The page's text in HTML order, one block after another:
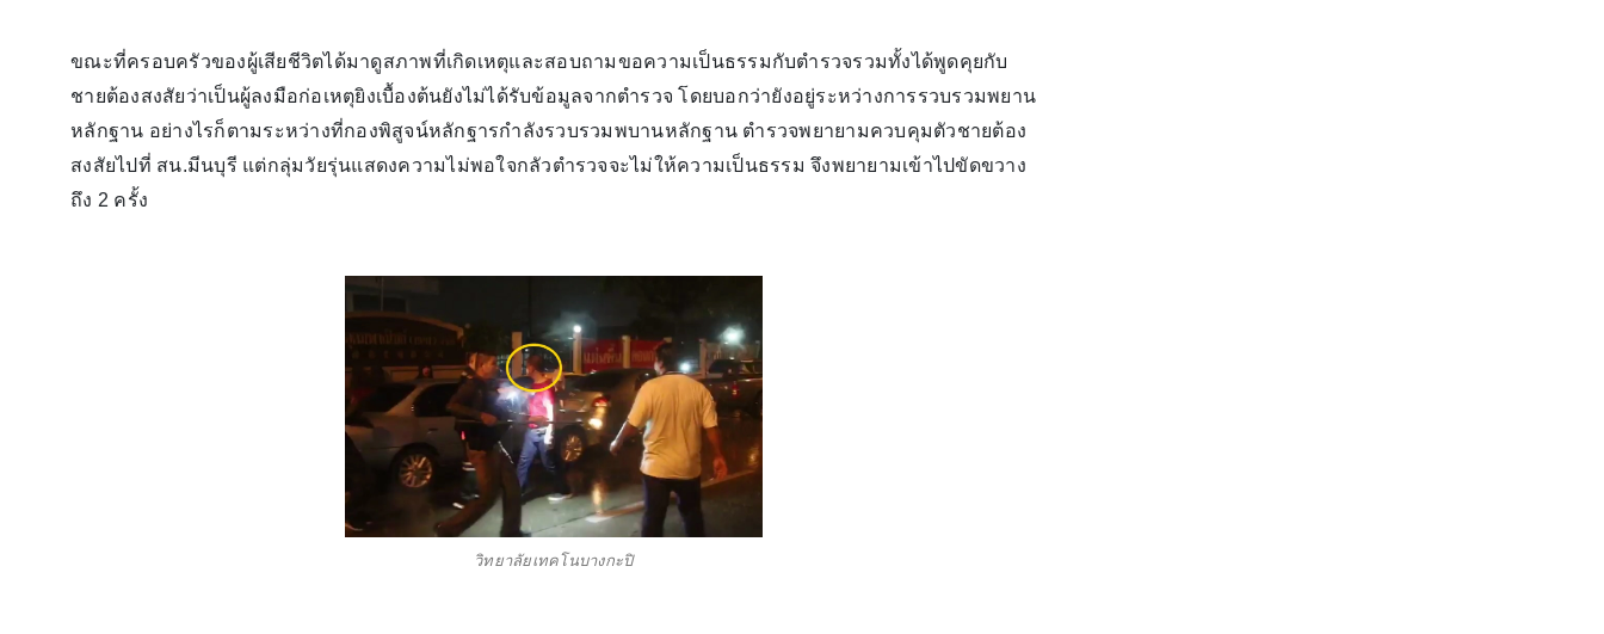
ขณะที่ครอบครัวของผู้เสียชีวิตได้มาดูสภาพที่เกิดเหตุและสอบถามขอความเป็นธรรมกับตำรวจรวมทั้งได้พูดคุยกับ
ชายต้องสงสัยว่าเป็นผู้ลงมือก่อเหตุยิงเบื้องต้นยังไม่ได้รับข้อมูลจากตำรวจ โดยบอกว่ายังอยู่ระหว่างการรวบรวมพยาน
หลักฐาน อย่างไรก็ตามระหว่างที่กองพิสูจน์หลักฐารกำลังรวบรวมพบานหลักฐาน ตำรวจพยายามควบคุมตัวชายต้อง
สงสัยไปที่ สน.มีนบุรี แต่กลุ่มวัยรุ่นแสดงความไม่พอใจกลัวตำรวจจะไม่ให้ความเป็นธรรม จึงพยายามเข้าไปขัดขวาง
ถึง 2 ครั้ง
วิทยาลัยเทคโนบางกะปิ